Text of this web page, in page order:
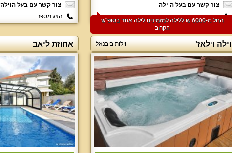
צור קשר עם בעל הוילה
הצג מספר
החל מ-‏6000 ₪ ללילה למזמינים לילה אחד בסופ"ש
הקרוב
צור קשר עם בעל הוילה
הצג מספר
וילה וילאז' וילות ביבנאל אחוזת ליאב